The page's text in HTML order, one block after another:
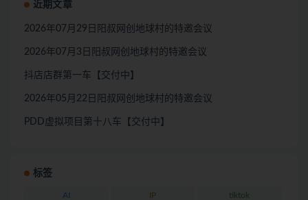
近期文章
2026年07月29日阳叔网创地球村的特邀会议
2026年07月3日阳叔网创地球村的特邀会议
抖店店群第一车【交付中】
2026年05月22日阳叔网创地球村的特邀会议
PDD虚拟项目第十八车【交付中】
标签
AI IP tiktok